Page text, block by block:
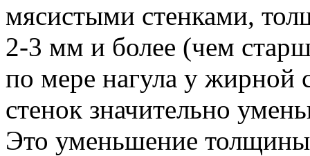
мясистыми стенками,
2-3 мм и более (чем
по мере нагула у
стенок значительно
Это уменьшение